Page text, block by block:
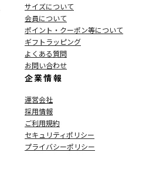
サイズについて
会員について
ポイント・クーポン等について
ギフトラッピング
よくある質問
お問い合わせ
企業情報
運営会社
採用情報
ご利用規約
セキュリティポリシー
プライバシーポリシー